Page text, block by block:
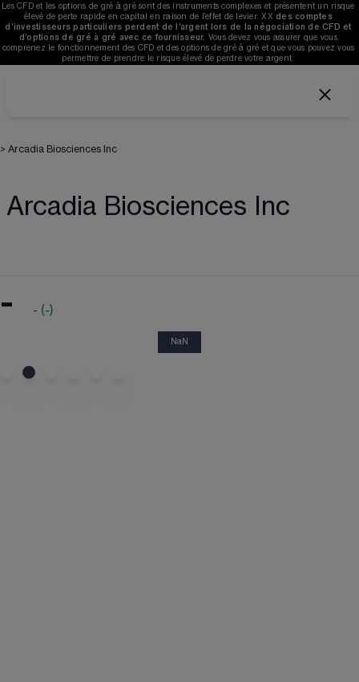
Les CFD et les options de gré à gré sont des instruments complexes et présentent un risque
élevé de perte rapide en capital en raison de l’effet de levier. XX des comptes
d’investisseurs particuliers perdent de l’argent lors de la négociation de CFD et
d’options de gré à gré avec ce fournisseur. Vous devez vous assurer que vous
comprenez le fonctionnement des CFD et des options de gré à gré et que vous pouvez vous
permettre de prendre le risque élevé de perdre votre argent.
> Arcadia Biosciences Inc
Arcadia Biosciences Inc
- - (-)
NaN